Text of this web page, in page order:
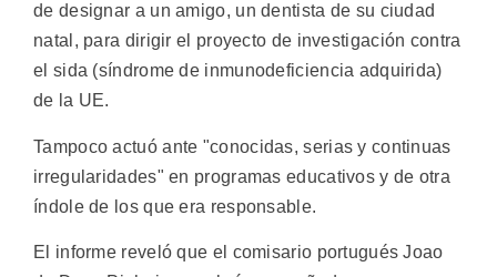
de designar a un amigo, un dentista de su ciudad
natal, para dirigir el proyecto de investigación contra
el sida (síndrome de inmunodeficiencia adquirida)
de la UE.
Tampoco actuó ante "conocidas, serias y continuas
irregularidades" en programas educativos y de otra
índole de los que era responsable.
El informe reveló que el comisario portugués Joao